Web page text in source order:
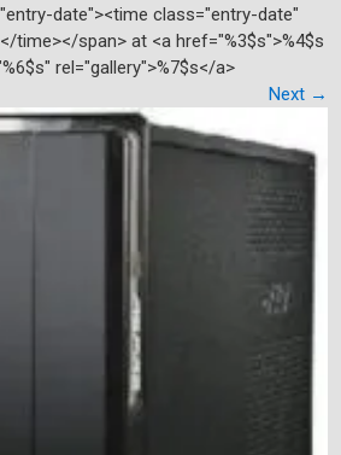
date"><time class="entry-date"
time></span> at <a href="%3$s">%4$s
rel="gallery">%7$s</a>
Next →